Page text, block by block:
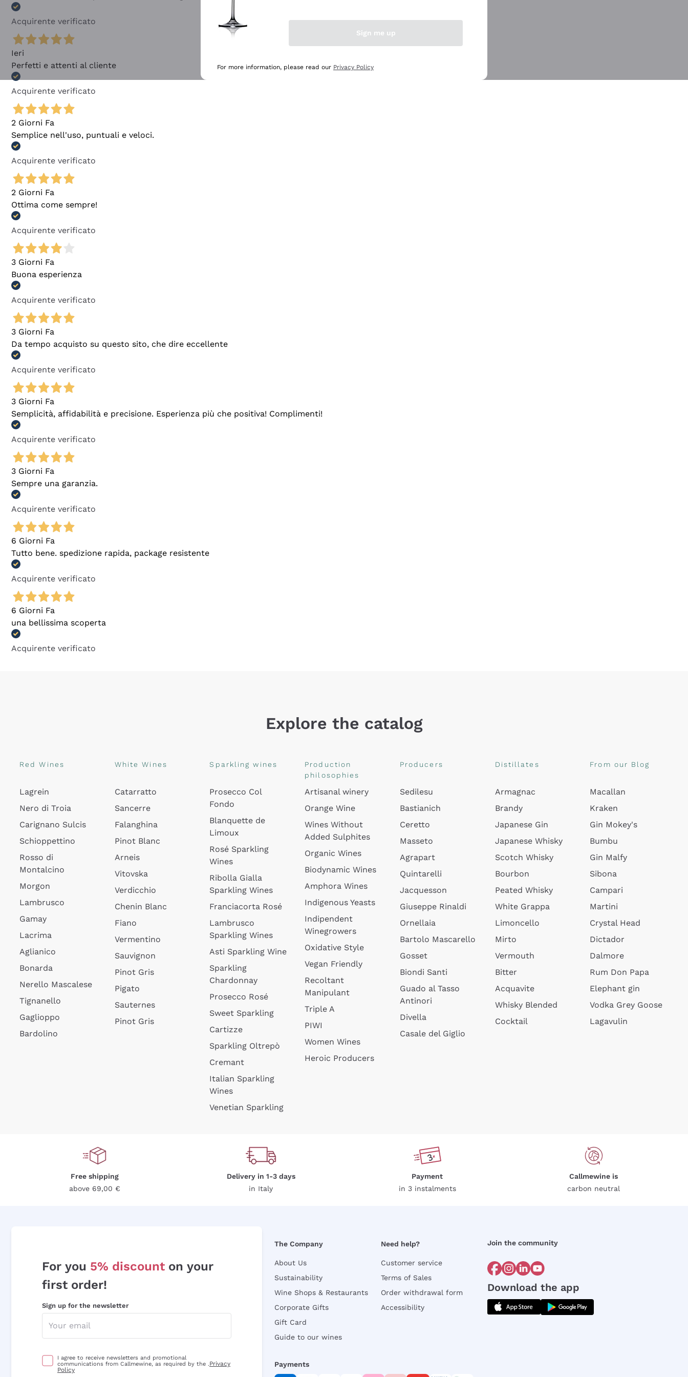
Acquirente verificato
Ieri
Perfetti e attenti al cliente
Acquirente verificato
2 Giorni Fa
Semplice nell'uso, puntuali e veloci.
Acquirente verificato
2 Giorni Fa
Ottima come sempre!
Acquirente verificato
3 Giorni Fa
Buona esperienza
Acquirente verificato
3 Giorni Fa
Da tempo acquisto su questo sito, che dire eccellente
Acquirente verificato
3 Giorni Fa
Semplicità, affidabilità e precisione. Esperienza più che positiva! Complimenti!
Acquirente verificato
3 Giorni Fa
Sempre una garanzia.
Acquirente verificato
6 Giorni Fa
Tutto bene. spedizione rapida, package resistente
Acquirente verificato
6 Giorni Fa
una bellissima scoperta
Acquirente verificato
Explore the catalog
Red Wines
Lagrein
Nero di Troia
Carignano Sulcis
Schioppettino
Rosso di
Montalcino
Morgon
Lambrusco
Gamay
Lacrima
Aglianico
Bonarda
Nerello Mascalese
Tignanello
Gaglioppo
Bardolino
White Wines
Catarratto
Sancerre
Falanghina
Pinot Blanc
Arneis
Vitovska
Verdicchio
Chenin Blanc
Fiano
Vermentino
Sauvignon
Pinot Gris
Pigato
Sauternes
Pinot Gris
Sparkling wines
Prosecco Col
Fondo
Blanquette de
Limoux
Rosé Sparkling
Wines
Ribolla Gialla
Sparkling Wines
Franciacorta Rosé
Lambrusco
Sparkling Wines
Asti Sparkling Wine
Sparkling
Chardonnay
Prosecco Rosé
Sweet Sparkling
Cartizze
Sparkling Oltrepò
Cremant
Italian Sparkling
Wines
Venetian Sparkling
Production
philosophies
Artisanal winery
Orange Wine
Wines Without
Added Sulphites
Organic Wines
Biodynamic Wines
Amphora Wines
Indigenous Yeasts
Indipendent
Winegrowers
Oxidative Style
Vegan Friendly
Recoltant
Manipulant
Triple A
PIWI
Women Wines
Heroic Producers
Producers
Sedilesu
Bastianich
Ceretto
Masseto
Agrapart
Quintarelli
Jacquesson
Giuseppe Rinaldi
Ornellaia
Bartolo Mascarello
Gosset
Biondi Santi
Guado al Tasso
Antinori
Divella
Casale del Giglio
Distillates
Armagnac
Brandy
Japanese Gin
Japanese Whisky
Scotch Whisky
Bourbon
Peated Whisky
White Grappa
Limoncello
Mirto
Vermouth
Bitter
Acquavite
Whisky Blended
Cocktail
From our Blog
Macallan
Kraken
Gin Mokey's
Bumbu
Gin Malfy
Sibona
Campari
Martini
Crystal Head
Dictador
Dalmore
Rum Don Papa
Elephant gin
Vodka Grey Goose
Lagavulin
Free shipping
above 69,00 €
Delivery in 1-3 days
in Italy
Payment
in 3 instalments
Callmewine is
carbon neutral
For you 5% discount on your
first order!
Sign up for the newsletter
I agree to receive newsletters and promotional
communications from Callmewine, as required by the .Privacy
Policy
The Company
About Us
Sustainability
Wine Shops & Restaurants
Corporate Gifts
Gift Card
Guide to our wines
Need help?
Customer service
Terms of Sales
Order withdrawal form
Accessibility
Join the community
Download the app
Payments
Sign me up
For more information, please read our Privacy Policy